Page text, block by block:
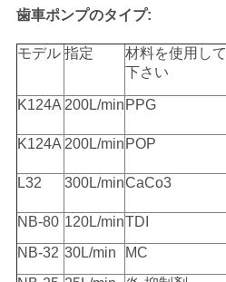
バ
シ
ー
シ
ー
歯車ポンプのタイプ:
モデル 指定
材料を使用して
下さい
K124A200L/min PPG
K124A200L/min POP
L32
300L/minCaCo3
NB-80 120L/minTDI
NB-32 30L/min MC